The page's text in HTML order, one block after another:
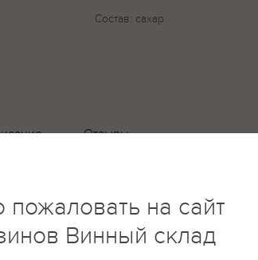
Состав: сахар
Отзывы
на сайт
Винный склад